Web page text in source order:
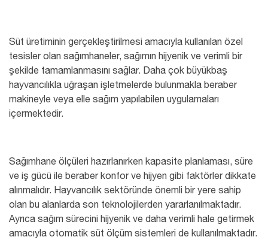
Süt üretiminin gerçekleştirilmesi amacıyla kullanılan özel
tesisler olan sağımhaneler, sağımın hijyenik ve verimli bir
şekilde tamamlanmasını sağlar. Daha çok büyükbaş
hayvancılıkla uğraşan işletmelerde bulunmakla beraber
makineyle veya elle sağım yapılabilen uygulamaları
içermektedir.
Sağımhane ölçüleri hazırlanırken kapasite planlaması, süre
ve iş gücü ile beraber konfor ve hijyen gibi faktörler dikkate
alınmalıdır. Hayvancılık sektöründe önemli bir yere sahip
olan bu alanlarda son teknolojilerden yararlanılmaktadır.
Ayrıca sağım sürecini hijyenik ve daha verimli hale getirmek
amacıyla otomatik süt ölçüm sistemleri de kullanılmaktadır.